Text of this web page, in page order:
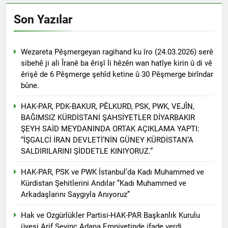
Günü’nü HAK-PAR Ankara il
Konferansı; Düzgün
temsilciliğini ziyaret etti
1 Yıl Ago
HAK-PAR Heyeti Viyana 9.
Bölge Belediye başkanı
Günü Kutlu Olsun;
Türkçenin yanı sıra, Kürtçe
de resmi dil olsun.
1 Yıl Ago
Büyük BEKO (Bekir
SAYDAM) yaşama veda
etti.
1 Yıl Ago
13 Şubat 1925
Sömürgeciliğe asla boyun
eğmeyeceklerini ilan eden
Şeyh Said ve 47 arkadaşını
1 Yıl Ago
13’ê Sibata 1925’an em Şêx
gotin ew ê tu carî serî li ber
1 Yıl Ago
Son Yazılar
Wezareta Pêşmergeyan ragihand ku îro (24.03.2026) serê
sibehê ji ali Îranê ba êrişî li hêzên wan hatîye kirin û di vê
êrişê de 6 Pêşmerge şehîd ketine û 30 Pêşmerge birîndar
bûne.
HAK-PAR, PDK-BAKUR, PÊLKURD, PSK, PWK, VEJÎN,
BAĞIMSIZ KÜRDİSTANİ ŞAHSİYETLER DİYARBAKIR
ŞEYH SAİD MEYDANINDA ORTAK AÇIKLAMA YAPTI:
“İŞGALCİ İRAN DEVLETİ’NİN GÜNEY KÜRDİSTAN’A
SALDIRILARINI ŞİDDETLE KINIYORUZ.”
HAK-PAR, PSK ve PWK İstanbul’da Kadı Muhammed ve
Kürdistan Şehitlerini Andılar ‘’Kadı Muhammed ve
Arkadaşlarını Saygıyla Anıyoruz’’
Hak ve Ozgürlükler Partisi-HAK-PAR Başkanlık Kurulu